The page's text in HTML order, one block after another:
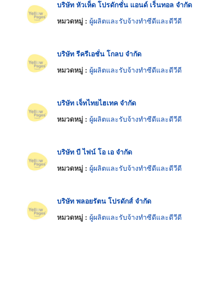
บริษัท หัวเห็ด โปรดักชั่น แอนด์ เร็นทอล จำกัด
หมวดหมู่ : ผู้ผลิตและรับจ้างทำซีดีและดีวีดี
บริษัท รีครีเอชั่น โกลบ จำกัด
หมวดหมู่ : ผู้ผลิตและรับจ้างทำซีดีและดีวีดี
บริษัท เจ็ทไทยไฮเทค จำกัด
หมวดหมู่ : ผู้ผลิตและรับจ้างทำซีดีและดีวีดี
บริษัท บี ไฟน์ โอ เอ จำกัด
หมวดหมู่ : ผู้ผลิตและรับจ้างทำซีดีและดีวีดี
บริษัท พลอยรัตน โปรดักส์ จำกัด
หมวดหมู่ : ผู้ผลิตและรับจ้างทำซีดีและดีวีดี